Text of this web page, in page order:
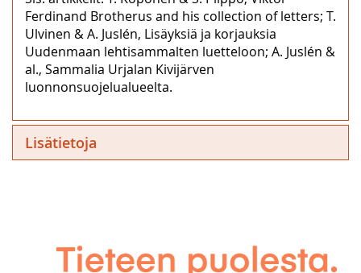
Ferdinand Brotherus and his collection of letters; T.
Ulvinen & A. Juslén, Lisäyksiä ja korjauksia
Uudenmaan lehtisammalten luetteloon; A. Juslén &
al., Sammalia Urjalan Kivijärven
luonnonsuojelualueelta.
Lisätietoja